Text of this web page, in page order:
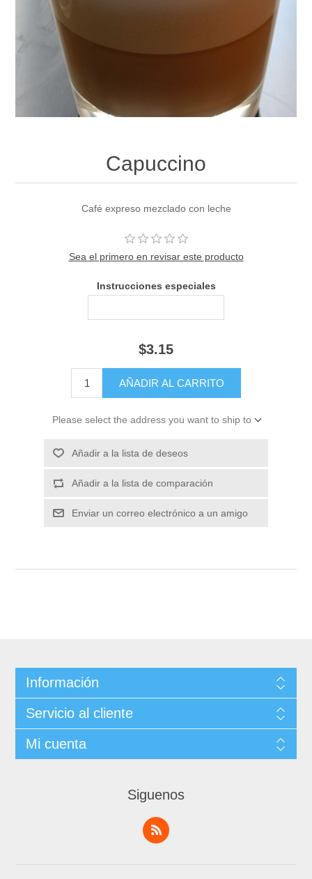
Capuccino
Café expreso mezclado con leche
Sea el primero en revisar este producto
Instrucciones especiales
$3.15
Please select the address you want to ship to
Información
Servicio al cliente
Mi cuenta
Siguenos